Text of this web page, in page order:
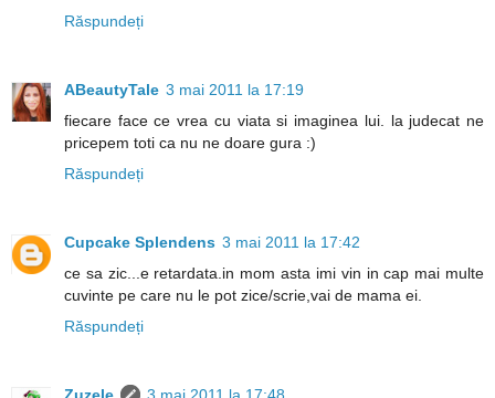
Răspundeți
ABeautyTale 3 mai 2011 la 17:19
fiecare face ce vrea cu viata si imaginea lui. la judecat ne
pricepem toti ca nu ne doare gura :)
Răspundeți
Cupcake Splendens 3 mai 2011 la 17:42
ce sa zic...e retardata.in mom asta imi vin in cap mai multe
cuvinte pe care nu le pot zice/scrie,vai de mama ei.
Răspundeți